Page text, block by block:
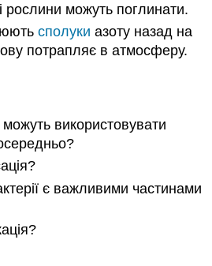
рослини можуть поглинати.
сполуки азоту назад на
потрапляє в атмосферу.
використовувати
є важливими частинами